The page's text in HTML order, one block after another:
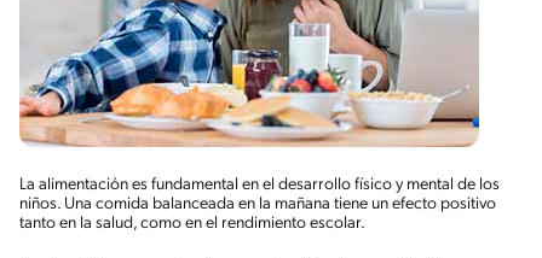
La alimentación es fundamental en el desarrollo físico y mental de los
niños. Una comida balanceada en la mañana tiene un efecto positivo
tanto en la salud, como en el rendimiento escolar.